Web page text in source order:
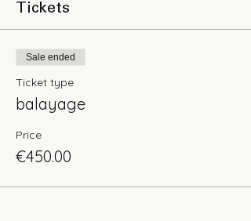
Tickets
Sale ended
Ticket type
balayage
Price
€450.00